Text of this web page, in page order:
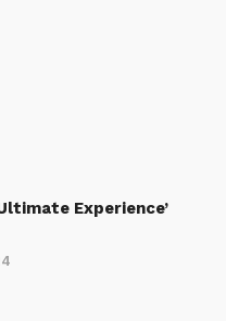
Experience’